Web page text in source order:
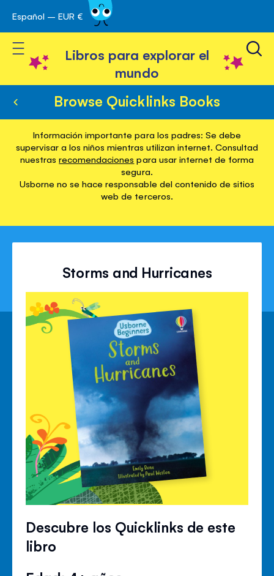
Ir
al
contenido
Español – EUR €
Toggle Nav
Libros para explorar el
mundo
Browse Quicklinks Books
Información importante para los padres: Se debe
supervisar a los niños mientras utilizan internet. Consultad
nuestrasrecomendaciones para usar internet de forma
segura.
Usborne no se hace responsable del contenido de sitios
web de terceros.
Storms and Hurricanes
Descubre los Quicklinks de este
libro